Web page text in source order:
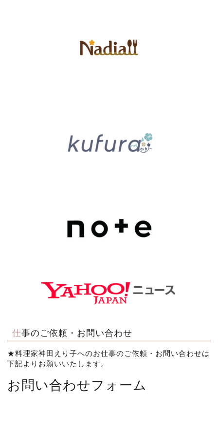
仕事のご依頼・お問い合わせ
★料理家神田えり子へのお仕事のご依頼・お問い合わせは
下記よりお願いいたします。
お問い合わせフォーム